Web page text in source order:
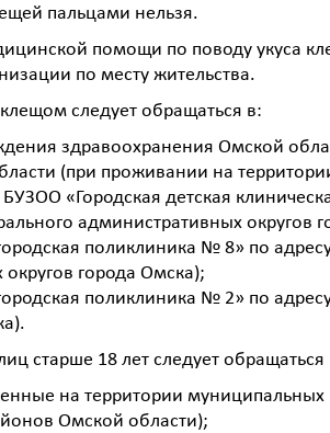
пальцами нельзя.
помощи по поводу укуса
по месту жительства.
следует обращаться в:
здравоохранения Омской
(при проживании на
«Городская детская
административных округов
поликлиника № 8» по
города Омска);
поликлиника № 2» по
старше 18 лет следует обращаться
на территории
Омской области);